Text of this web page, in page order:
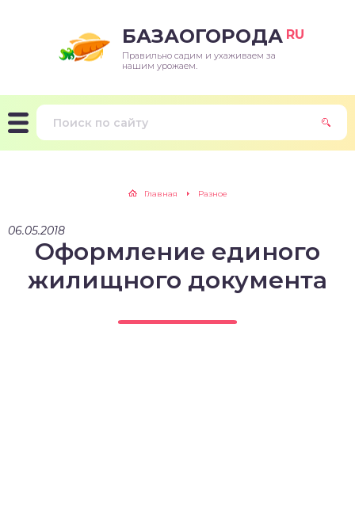
БАЗАОГОРОДА RU
Правильно садим и ухаживаем за
нашим урожаем.
Главная Разное
06.05.2018
Оформление единого
жилищного документа